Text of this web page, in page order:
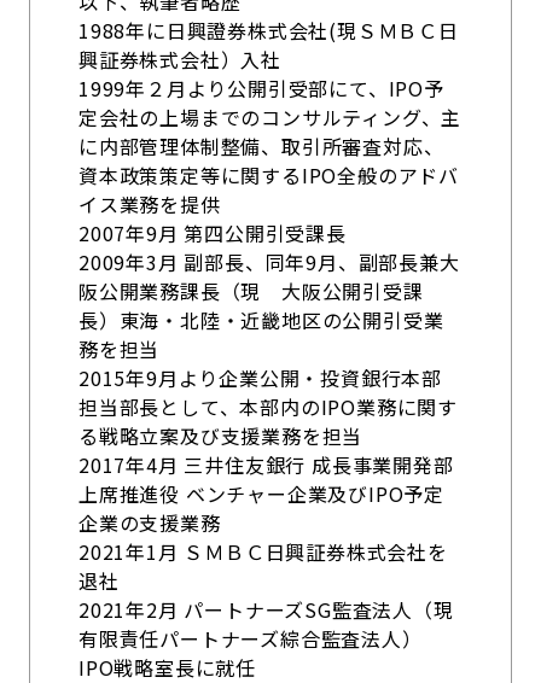
1988年に日興證券株式会社(現ＳＭＢＣ日
興証券株式会社）入社
1999年２月より公開引受部にて、IPO予
定会社の上場までのコンサルティング、主
に内部管理体制整備、取引所審査対応、
資本政策策定等に関するIPO全般のアドバ
イス業務を提供
2007年9月 第四公開引受課長
2009年3月 副部長、同年9月、副部長兼大
阪公開業務課長（現 大阪公開引受課
長）東海・北陸・近畿地区の公開引受業
務を担当
2015年9月より企業公開・投資銀行本部
担当部長として、本部内のIPO業務に関す
る戦略立案及び支援業務を担当
2017年4月 三井住友銀行 成長事業開発部
上席推進役 ベンチャー企業及びIPO予定
企業の支援業務
2021年1月 ＳＭＢＣ日興証券株式会社を
退社
2021年2月 パートナーズSG監査法人（現
有限責任パートナーズ綜合監査法人）
IPO戦略室長に就任